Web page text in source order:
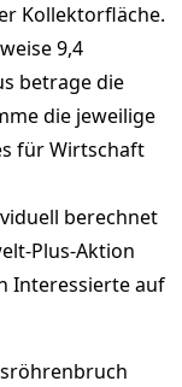
Kollektorfläche.
9,4
betrage die
die jeweilige
für Wirtschaft
berechnet
Plus-Aktion
Interessierte auf